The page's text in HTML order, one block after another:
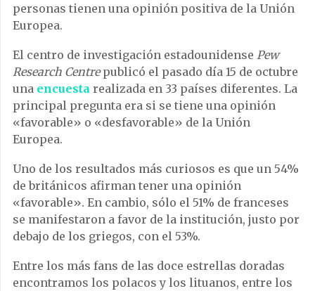
personas tienen una opinión positiva de la Unión
Europea.
El centro de investigación estadounidense Pew
Research Centrepublicó el pasado día 15 de octubre
una encuesta realizada en 33 países diferentes. La
principal pregunta era si se tiene una opinión
«favorable» o «desfavorable» de la Unión
Europea.
Uno de los resultados más curiosos es que un 54%
de británicos afirman tener una opinión
«favorable». En cambio, sólo el 51% de franceses
se manifestaron a favor de la institución, justo por
debajo de los griegos, con el 53%.
Entre los más fans de las doce estrellas doradas
encontramos los polacos y los lituanos, entre los